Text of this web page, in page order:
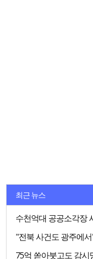
최근 뉴스
수천억대 공공소각장
"전북 사건도 광주에
75억 쏟아붓고도 감시